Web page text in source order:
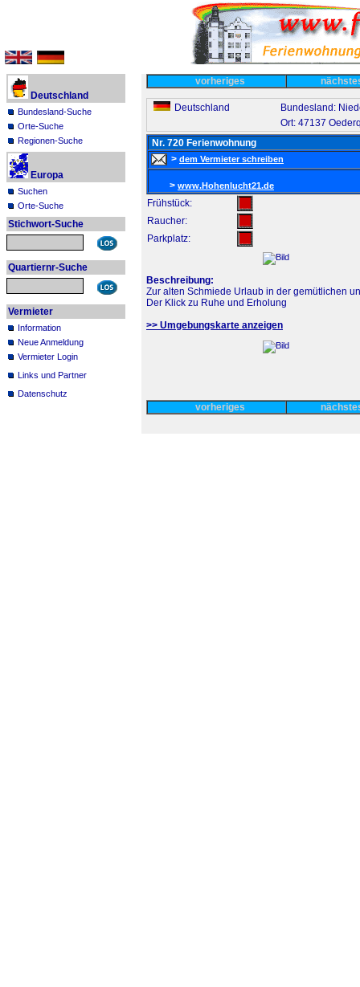
Deutschland
Bundesland-Suche
Orte-Suche
Regionen-Suche
Europa
Suchen
Orte-Suche
Stichwort-Suche
Quartiernr-Suche
Vermieter
Information
Neue Anmeldung
Vermieter Login
Links und Partner
Datenschutz
vorheriges
Deutschland
Bundesland:
Ort: 47137
Nr. 720 Ferienwohnung
> dem Vermieter schreiben
> www.Hohenlucht21.de
Frühstück:
Raucher:
Parkplatz:
Beschreibung:
Zur alten Schmiede Urlaub in der gemütlichen
Der Klick zu Ruhe und Erholung
>> Umgebungskarte anzeigen
vorheriges